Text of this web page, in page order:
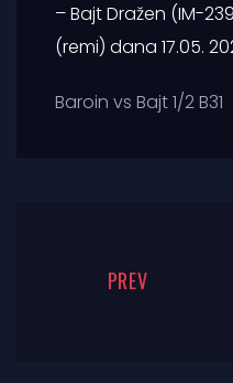
– Bajt Dražen (IM-
(remi) dana 17.05.
Baroin vs Bajt 1/2 B31
PREV